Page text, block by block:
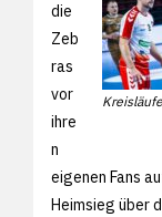
die
Zeb
ras
vor
ihre
n
eigenen Fans
Heimsieg über